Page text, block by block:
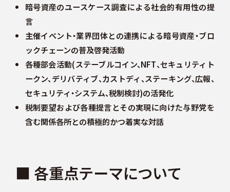
暗号資産のユースケース調査による社会的有用性の提
言
主催イベント・業界団体との連携による暗号資産・ブロ
ックチェーンの普及啓発活動
各種部会活動(ステーブルコイン、NFT、セキュリティト
ークン、デリバティブ、カストディ、ステーキング、広報、
セキュリティ・システム、税制検討)の活発化
税制要望および各種提言とその実現に向けた与野党を
含む関係各所との積極的かつ着実な対話
■ 各重点テーマについて